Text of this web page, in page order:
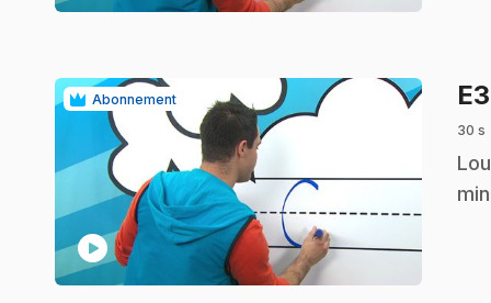
Abonnement
play_circle
E3
30 s
.